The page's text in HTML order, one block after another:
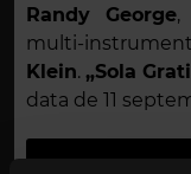
Randy George,
multi-
Klein.„Sola
data de 11